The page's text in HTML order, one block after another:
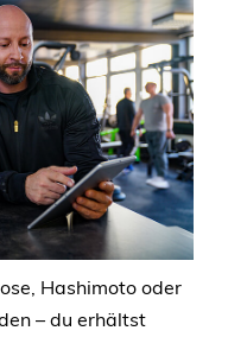
Hashimoto oder
– du erhältst